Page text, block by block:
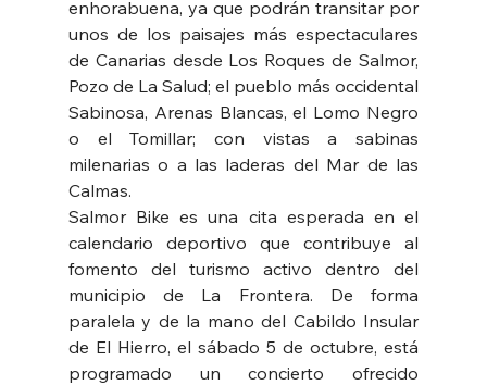
enhorabuena, ya que podrán transitar por
unos de los paisajes más espectaculares
de Canarias desde Los Roques de Salmor,
Pozo de La Salud; el pueblo más occidental
Sabinosa, Arenas Blancas, el Lomo Negro
o el Tomillar; con vistas a sabinas
milenarias o a las laderas del Mar de las
Calmas.
Salmor Bike es una cita esperada en el
calendario deportivo que contribuye al
fomento del turismo activo dentro del
municipio de La Frontera. De forma
paralela y de la mano del Cabildo Insular
de El Hierro, el sábado 5 de octubre, está
programado un concierto ofrecido